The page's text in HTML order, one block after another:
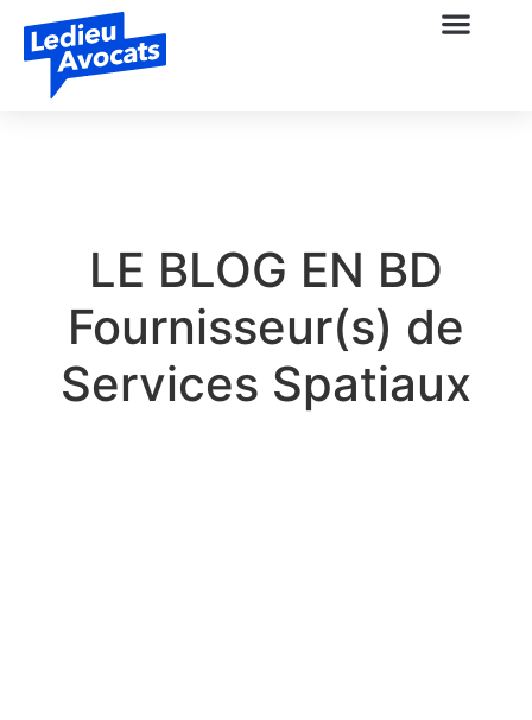
LE BLOG EN BD
Fournisseur(s) de
Services Spatiaux